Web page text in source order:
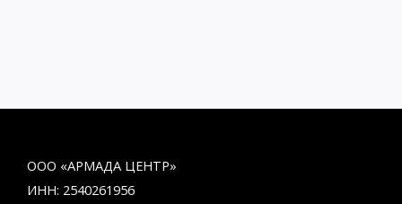
ООО «АРМАДА ЦЕНТР»
ИНН: 2540261956